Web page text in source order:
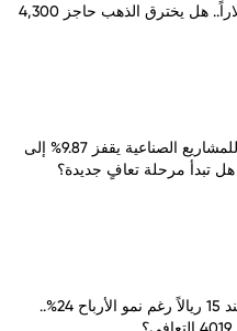
4,293.24 دولاراً.. هل يخترق الذهب حاجز 4,300
سهم الكوت للمشاريع الصناعية يقفز 9.87% إلى
سهم SMC عند 15 ريالاً رغم نمو الأرباح 24%..